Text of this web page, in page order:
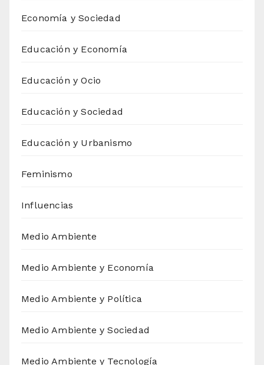
Economía y Sociedad
Educación y Economía
Educación y Ocio
Educación y Sociedad
Educación y Urbanismo
Feminismo
Influencias
Medio Ambiente
Medio Ambiente y Economía
Medio Ambiente y Política
Medio Ambiente y Sociedad
Medio Ambiente y Tecnología